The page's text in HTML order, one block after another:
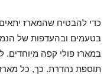
כדי להבטיח שהמארז
בטעמים ובהעדפות של
במארז פולי קפה מיוחדים.
תוספת נהדרת. כך, כל